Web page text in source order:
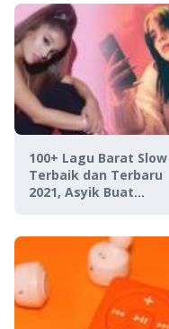
100+ Lagu Barat Slow
Terbaik dan Terbaru
2021, Asyik Buat